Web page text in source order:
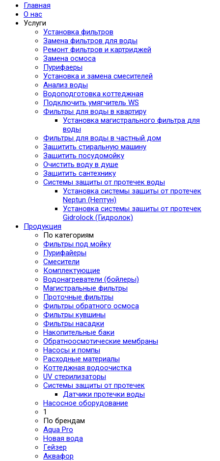
Главная
О нас
Услуги
Установка фильтров
Замена фильтров для воды
Ремонт фильтров и картриджей
Замена осмоса
Пурифаеры
Установка и замена смесителей
Анализ воды
Водоподготовка коттеджная
Подключить умягчитель WS
Фильтры для воды в квартиру
Установка магистрального фильтра для
воды
Фильтры для воды в частный дом
Защитить стиральную машину
Защитить посудомойку
Очистить воду в душе
Защитить сантехнику
Системы защиты от протечек воды
Установка системы защиты от протечек
Neptun (Нептун)
Установка системы защиты от протечек
Gidrolock (Гидролок)
Продукция
По категориям
Фильтры под мойку
Пурифайеры
Смесители
Комплектующие
Водонагреватели (бойлеры)
Магистральные фильтры
Проточные фильтры
Фильтры обратного осмоса
Фильтры кувшины
Фильтры насадки
Накопительные баки
Обратноосмотические мембраны
Насосы и помпы
Расходные материалы
Коттеджная водоочистка
UV стерилизаторы
Системы защиты от протечек
Датчики протечки воды
Насосное оборудование
1
По брендам
Aqua Pro
Новая вода
Гейзер
Аквафор